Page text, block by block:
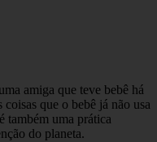
amiga que teve bebê há
que o bebê já não usa
também uma prática
do planeta.